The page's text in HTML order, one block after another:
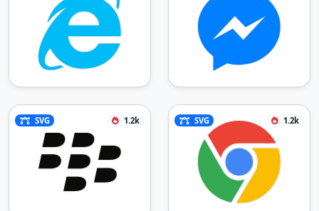
SVG 1.2k SVG 1.2k